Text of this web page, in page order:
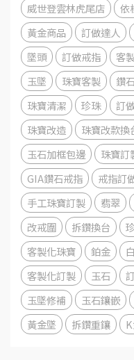
威世登雲林虎尾店
依
黃金商品
訂做達人
墜頭
訂做戒指 客
玉墜
珠寶客製 鑽
珠寶清潔
珍珠 訂
珠寶改造
珠寶改款換
玉石加框包邊
珠寶訂
GIA鑽石戒指
戒指訂
手工珠寶訂製
翡翠
改戒圍
拆鑽換台
客製化珠寶
鉑金
客製化訂製
玉石
玉墜修補
玉石鑲嵌
黃金墜
拆鑽重鑲